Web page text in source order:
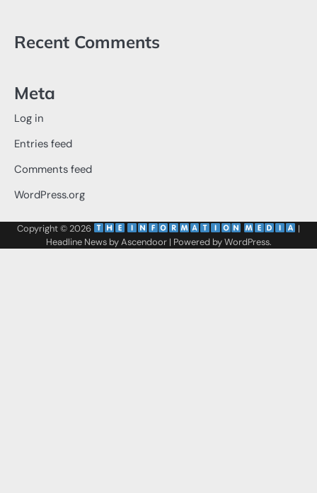
Recent Comments
Meta
Log in
Entries feed
Comments feed
WordPress.org
Copyright © 2026
|
Headline News byAscendoor| Powered byWordPress.